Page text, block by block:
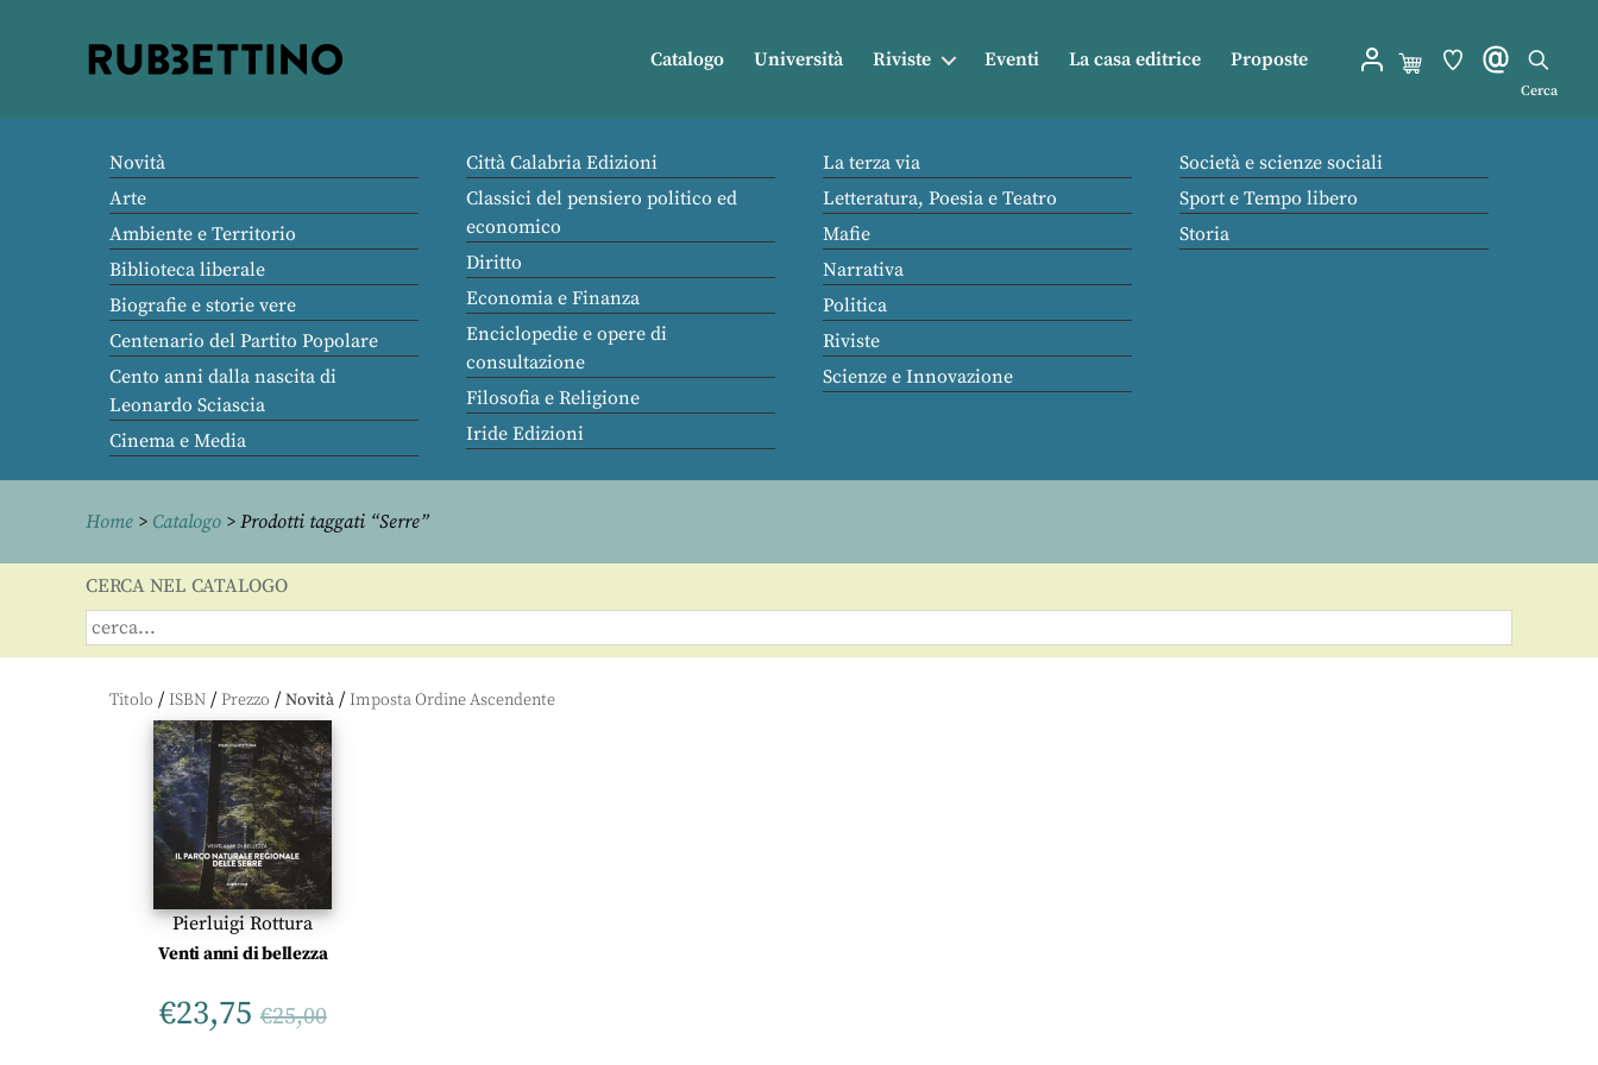
Catalogo Università Riviste Eventi La casa editrice Proposte
Cerca
Novità
Arte
Ambiente e Territorio
Biblioteca liberale
Biografie e storie vere
Centenario del Partito Popolare
Cento anni dalla nascita di
Leonardo Sciascia
Cinema e Media
Città Calabria Edizioni
Classici del pensiero politico ed
economico
Diritto
Economia e Finanza
Enciclopedie e opere di
consultazione
Filosofia e Religione
Iride Edizioni
La terza via
Letteratura, Poesia e Teatro
Mafie
Narrativa
Politica
Riviste
Scienze e Innovazione
Società e scienze sociali
Sport e Tempo libero
Storia
Home > Catalogo > Prodotti taggati “Serre”
CERCA NEL CATALOGO
Titolo / ISBN / Prezzo / Novità /
Pierluigi Rottura
Venti anni di bellezza
€23,75 €25,00